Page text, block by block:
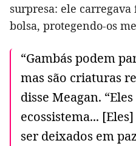
surpresa: ele
bolsa, protegendo-os
“Gambás podem
mas são criaturas
disse Meagan.
ecossistema...
ser deixados em